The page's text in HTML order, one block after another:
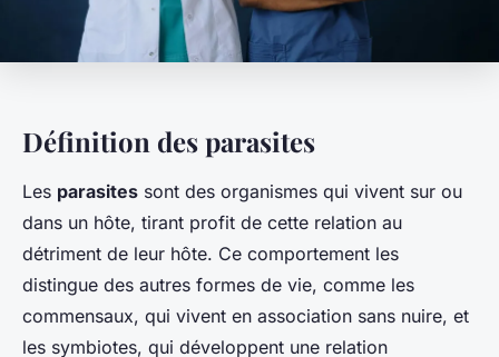
Définition des parasites
Les parasites sont des organismes qui vivent sur ou
dans un hôte, tirant profit de cette relation au
détriment de leur hôte. Ce comportement les
distingue des autres formes de vie, comme les
commensaux, qui vivent en association sans nuire, et
les symbiotes, qui développent une relation